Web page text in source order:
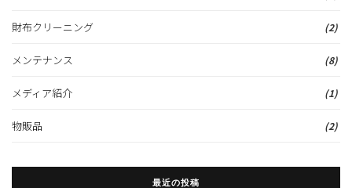
財布クリーニング (2)
メンテナンス (8)
メディア紹介 (1)
物販品 (2)
最近の投稿